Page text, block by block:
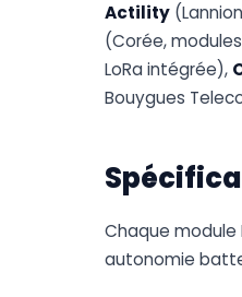
Actility
(Corée,
LoRa intégrée),
Bouygues
Chaque module
autonomie